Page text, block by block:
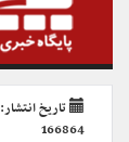
تاریخ انتشار:1400/10/08 - 15:45
166864